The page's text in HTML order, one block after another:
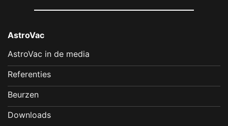
AstroVac
AstroVac in de media
Referenties
Beurzen
Downloads